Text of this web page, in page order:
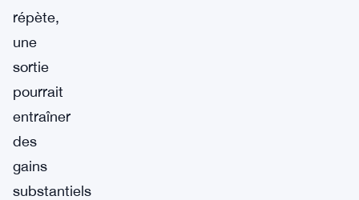
répète,
une
sortie
pourrait
entraîner
des
gains
substantiels